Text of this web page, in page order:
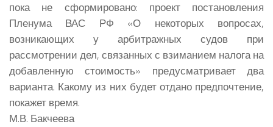
пока не сформировано: проект постановления
Пленума ВАС РФ «О некоторых вопросах,
возникающих у арбитражных судов при
рассмотрении дел, связанных с взиманием налога на
добавленную стоимость» предусматривает два
варианта. Какому из них будет отдано предпочтение,
покажет время.
М.В. Бакчеева